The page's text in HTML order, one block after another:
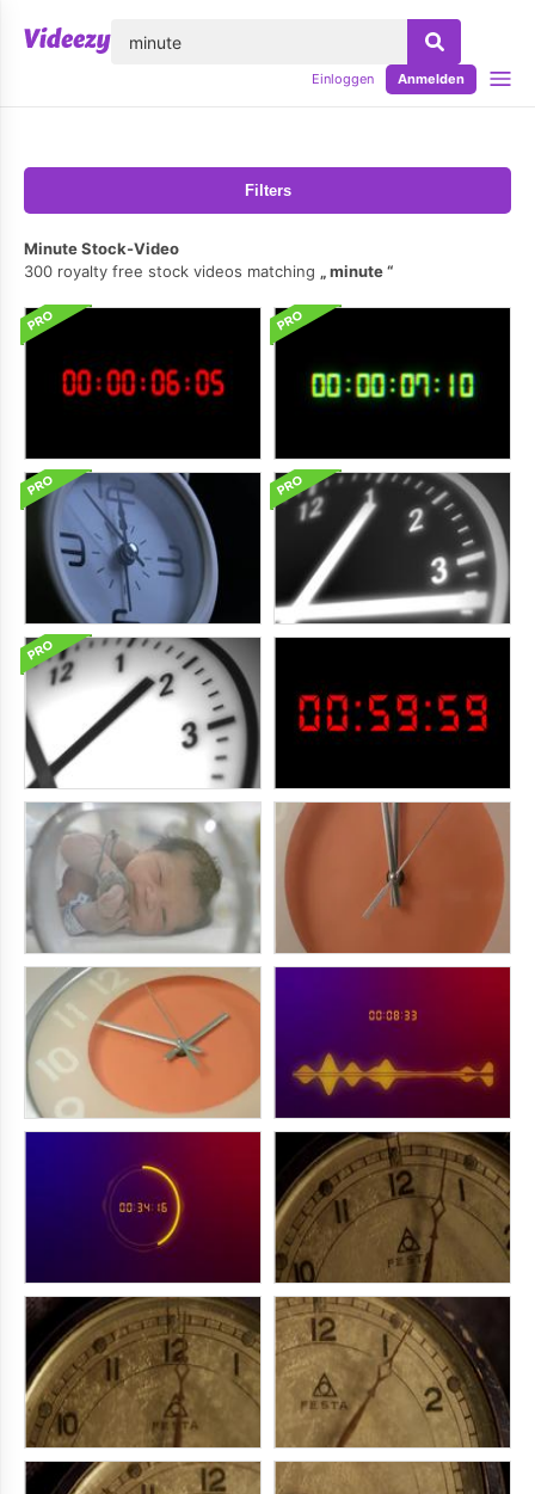
Einloggen Anmelden
Filters
Minute Stock-Video
300 royalty free stock videos matching
minute